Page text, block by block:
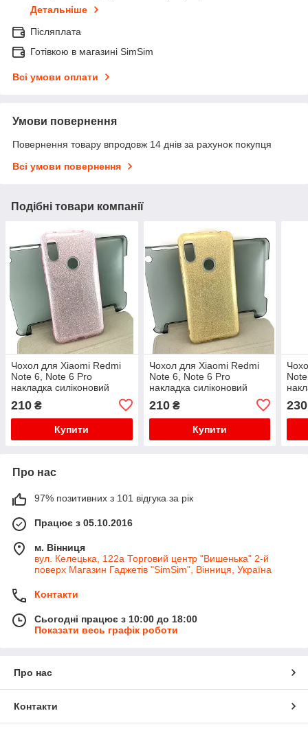
Детальніше
Післяплата
Готівкою в магазині SimSim
Всі умови оплати
Умови повернення
Повернення товару впродовж 14 днів за рахунок покупця
Всі умови повернення
Подібні товари компанії
Чохол для Xiaomi Redmi
Note 6, Note 6 Pro
накладка силіконовий
Glitter рожевий
210 ₴
Купити
Чохол для Xiaomi Redmi
Note 6, Note 6 Pro
накладка силіконовий
Glitter золотий
210₴
Купити
230
Про нас
97% позитивних з 101 відгука за рік
Працює з 05.10.2016
м. Вінниця
вул. Келецька, 122а Торговий центр "Вишенька" 2-й
поверх Магазин Гаджетів "SimSim", Вінниця, Україна
Контакти
Сьогодні працює з 10:00 до 18:00
Показати весь графік роботи
Про нас
Контакти